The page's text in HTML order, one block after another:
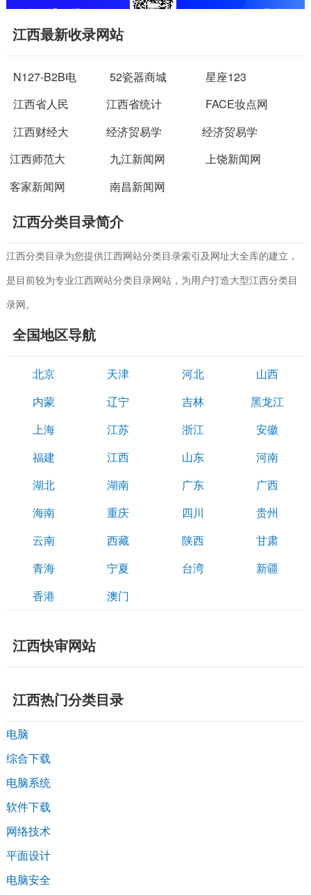
江西最新收录网站
N127-B2B电 52瓷器商城
星座123
江西省人民
江西省统计
FACE妆点网
江西财经大
经济贸易学
经济贸易学
江西师范大
九江新闻网
上饶新闻网
客家新闻网
南昌新闻网
江西分类目录简介
江西分类目录为您提供江西网站分类目录索引及网址大全库的建立，
是目前较为专业江西网站分类目录网站，为用户打造大型江西分类目
录网。
全国地区导航
北京 天津 河北
山西
内蒙
辽宁 吉林
黑龙江
上海
江苏 浙江
安徽
福建
江西 山东
河南
湖北
湖南 广东
广西
海南
重庆 四川
贵州
云南
西藏 陕西
甘肃
青海
宁夏 台湾
新疆
香港
澳门
江西快审网站
江西热门分类目录
电脑
综合下载
电脑系统
软件下载
网络技术
平面设计
电脑安全